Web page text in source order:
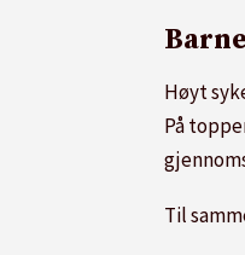
Høyt
På
Til